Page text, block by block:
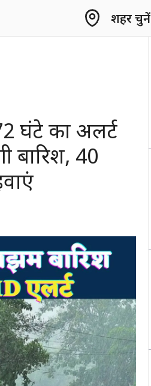
शहर चुनें
घंटे का अलर्ट
बारिश, 40